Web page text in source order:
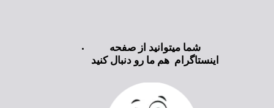
شما میتوانید از صفحه
اینستاگرام هم ما رو دنبال کنید